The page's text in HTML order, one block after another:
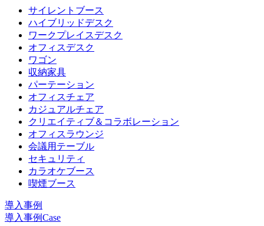
サイレントブース
ハイブリッドデスク
ワークプレイスデスク
オフィスデスク
ワゴン
収納家具
パーテーション
オフィスチェア
カジュアルチェア
クリエイティブ＆コラボレーション
オフィスラウンジ
会議用テーブル
セキュリティ
カラオケブース
喫煙ブース
導入事例
導入事例Case